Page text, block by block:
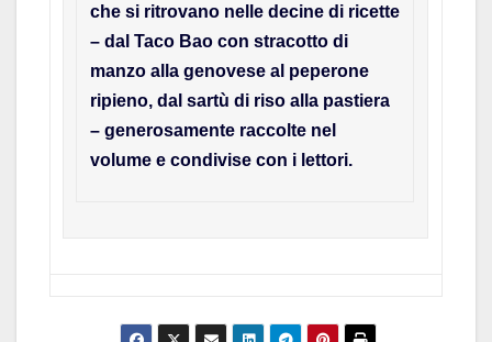
che si ritrovano nelle decine di ricette
– dal Taco Bao con stracotto di
manzo alla genovese al peperone
ripieno, dal sartù di riso alla pastiera
– generosamente raccolte nel
volume e condivise con i lettori.